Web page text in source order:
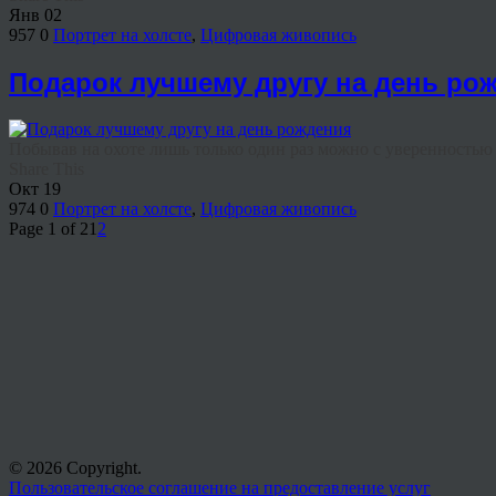
Янв 02
957 0 Портрет на холсте, Цифровая живопись
Подарок лучшему другу на день
Окт 19
974 0 Портрет на холсте, Цифровая живопись
Page 1 of 212
© 2026 Copyright.
Пользовательское соглашение на предоставление услуг